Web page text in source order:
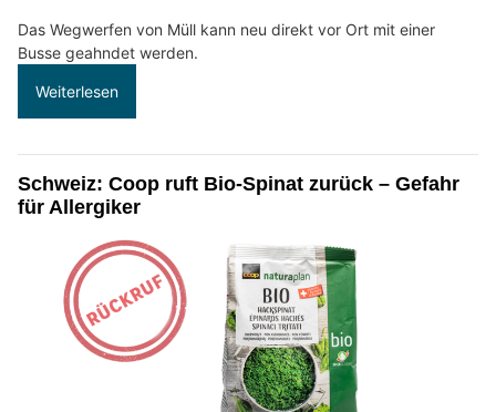
Das Wegwerfen von Müll kann neu direkt vor Ort mit einer
Busse geahndet werden.
Weiterlesen
Schweiz: Coop ruft Bio-Spinat zurück – Gefahr
für Allergiker